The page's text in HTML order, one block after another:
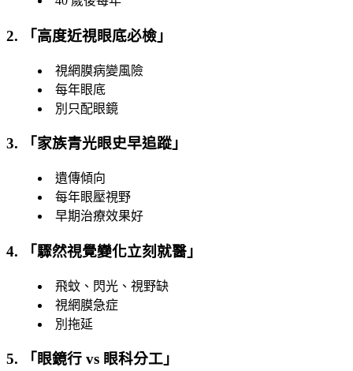
2. 「 高度近視眼底必檢 」
視網膜病變風險
每年眼底
別只配眼鏡
3. 「 家族青光眼史早追蹤 」
遺傳傾向
每年眼壓視野
早期治療效果好
4. 「 驟然視覺變化立刻就醫 」
飛蚊、閃光、視野缺
視網膜急症
別拖延
5. 「 眼鏡行 vs 眼科分工 」